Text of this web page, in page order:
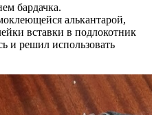
бардачка.
алькантарой,
вставки в подлокотник
и решил использовать